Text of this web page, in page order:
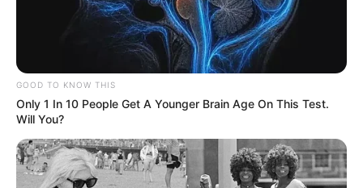
GOOD TO KNOW THIS
Only 1 In 10 People Get A Younger Brain Age On This Test.
Will You?